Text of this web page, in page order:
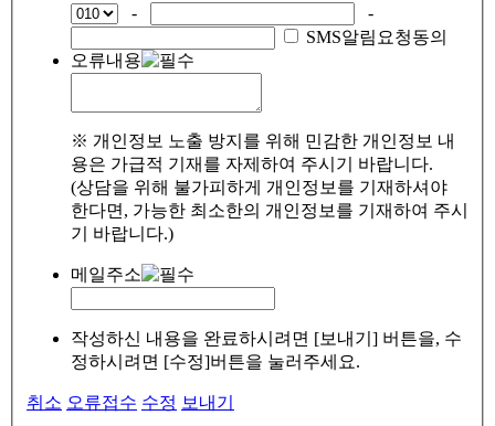
-
-
SMS알림요청동의
오류내용
※ 개인정보 노출 방지를 위해 민감한 개인정보 내
용은 가급적 기재를 자제하여 주시기 바랍니다.
(상담을 위해 불가피하게 개인정보를 기재하셔야
한다면, 가능한 최소한의 개인정보를 기재하여 주시
기 바랍니다.)
메일주소
작성하신 내용을 완료하시려면 [보내기] 버튼을, 수
정하시려면 [수정]버튼을 눌러주세요.
취소 오류접수 수정 보내기